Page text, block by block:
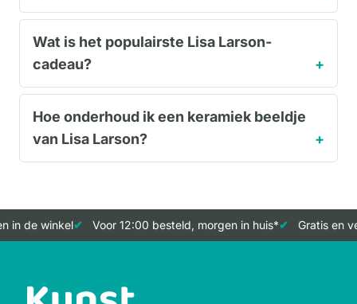
Wat is het populairste Lisa Larson-
cadeau?
Hoe onderhoud ik een keramiek beeldje
van Lisa Larson?
de winkel Voor 12:00 besteld, morgen in huis* Gratis en